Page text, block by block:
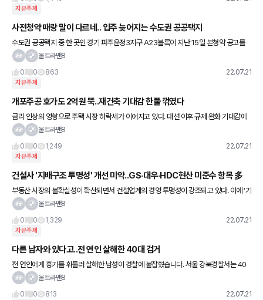
자유주제
사전청약 때랑 말이 다르네.. 입주 늦어지는 수도권 공공택지
수도권 공공택지 중 한 곳인 경기 파주운정3지구 A23블록이 지난 15일 본청약 공고를
냈다. 입주예정일은 2026년 2월이다. 지난해 10월 사전청약 공고 당시 공지됐던 입주예
울트라맨8
0
0 863 22.07.21
자유주제
개포주공 호가도 2억원 뚝..재건축 기대감 한풀 꺾였다
금리 인상의 영향으로 주택 시장 하락세가 이어지고 있다. 대선 이후 규제 완화 기대감에
최근까지도 가격이 오르던 일부 서울 재건축 아파트 단지에서 하락 거래가 나오고 있다.
울트라맨8
0
0 1,249 22.07.21
자유주제
건설사 '지배구조 투명성' 개선 미약..GS·대우·HDC현산 미준수 항목 多
부동산 시장의 불확실성이 확산되면서 건설업계의 경영 투명성이 강조되고 있다. 이에 ‘기
업지배구조 핵심지표 준수율’에 대한 관심이 높아졌다. 하지만 증시에 상장된 대형건설사
울트라맨8
0
0 1,329 22.07.21
자유주제
다른 남자와 있다고..전 연인 살해한 40대 검거
전 연인에게 흉기를 휘둘러 살해한 남성이 경찰에 붙잡혔습니다. 서울 강북경찰서는 40
대 A 씨를 살인 혐의로 현행범으로 검거했습니다. A 씨는 오늘 오전 0시 35분쯤 서울 수
울트라맨8
0
0 813 22.07.21